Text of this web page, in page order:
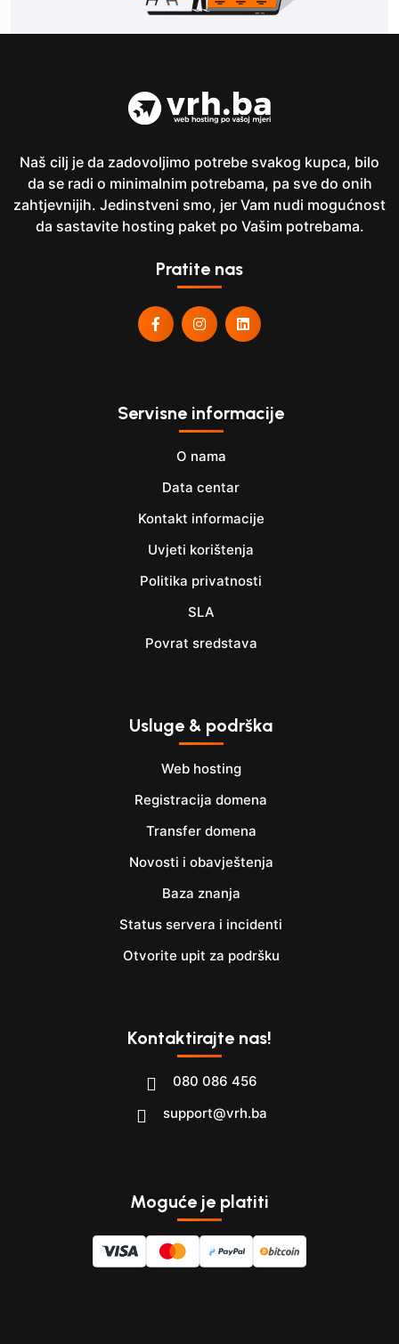
Naš cilj je da zadovoljimo potrebe svakog kupca, bilo
da se radi o minimalnim potrebama, pa sve do onih
zahtjevnijih. Jedinstveni smo, jer Vam nudi mogućnost
da sastavite hosting paket po Vašim potrebama.
Pratite nas
Servisne informacije
O nama
Data centar
Kontakt informacije
Uvjeti korištenja
Politika privatnosti
SLA
Povrat sredstava
Usluge & podrška
Web hosting
Registracija domena
Transfer domena
Novosti i obavještenja
Baza znanja
Status servera i incidenti
Otvorite upit za podršku
Kontaktirajte nas!
080 086 456
support@vrh.ba
Moguće je platiti